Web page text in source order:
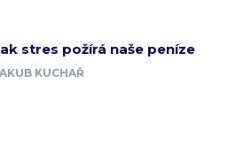
stres požírá naše peníze
KUCHAŘ